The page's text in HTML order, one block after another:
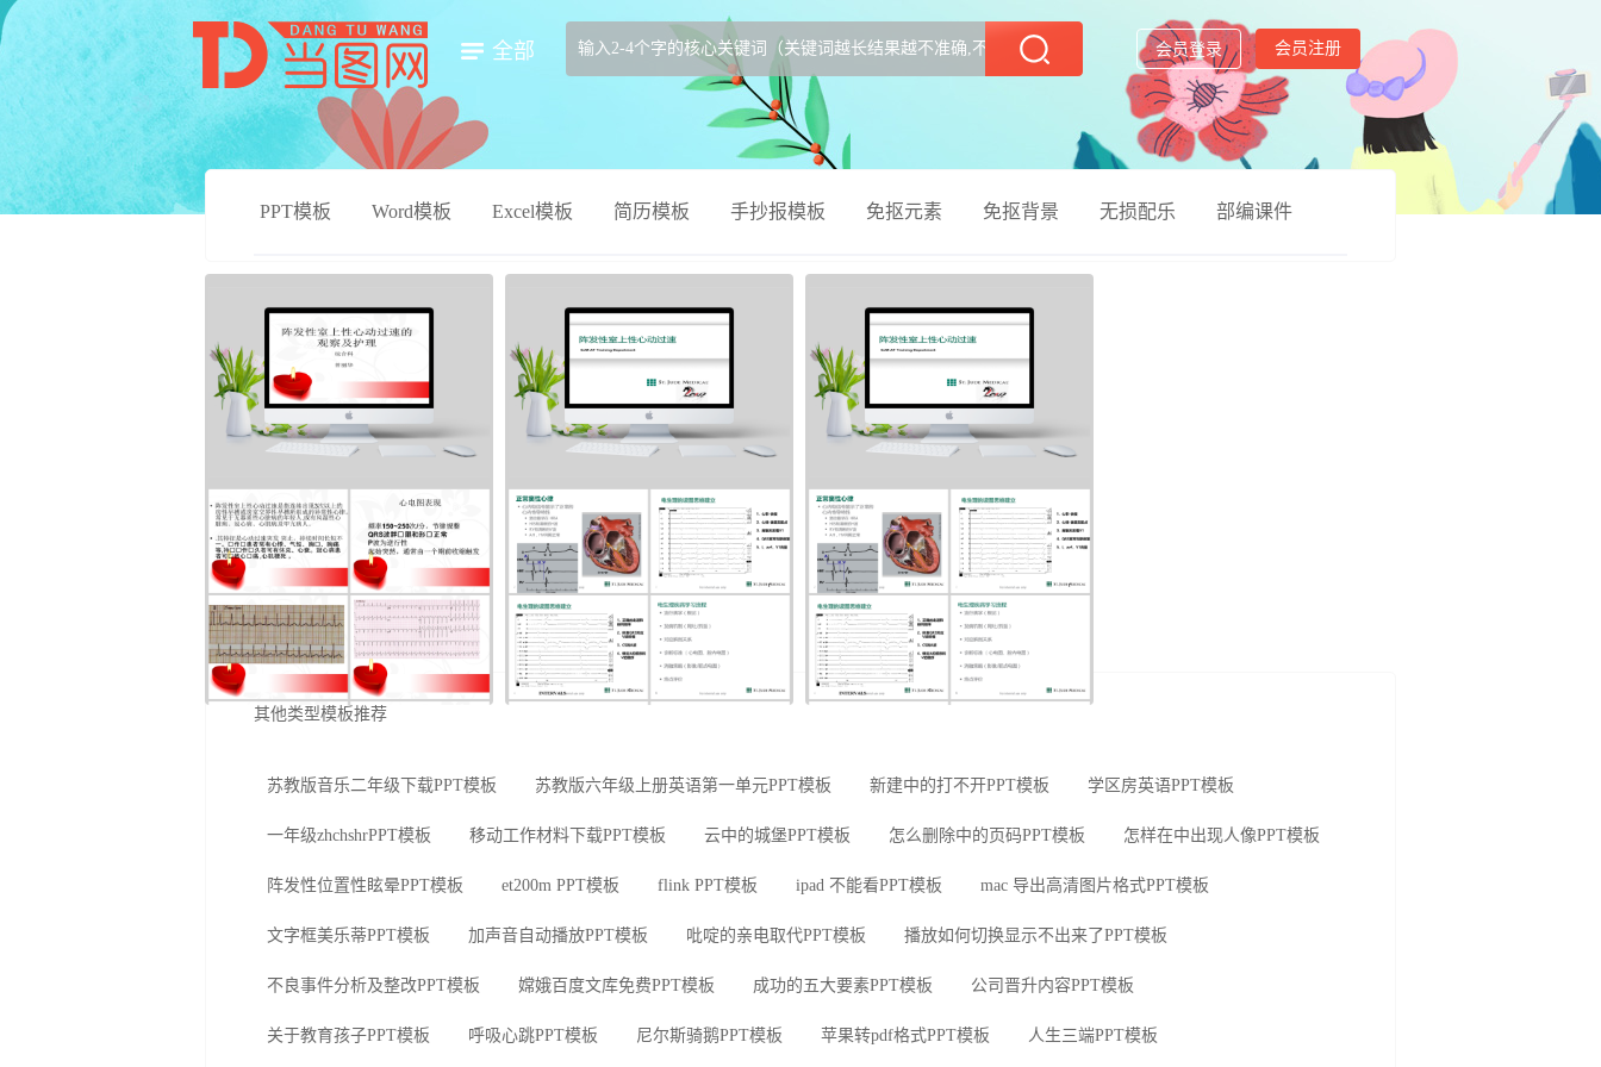
全部 会员登录 会员注册
PPT模板 Word模板 Excel模板 简历模板 手抄报模板 免抠元素 免抠背景 无损配乐 部编课件
其他类型模板推荐
苏教版音乐二年级下载PPT模板 苏教版六年级上册英语第一单元PPT模板 新建中的打不开PPT模板 学区房英语PPT模板
一年级zhchshrPPT模板 移动工作材料下载PPT模板 云中的城堡PPT模板 怎么删除中的页码PPT模板 怎样在中出现人像PPT模板
阵发性位置性眩晕PPT模板 et200m PPT模板 flink PPT模板 ipad 不能看PPT模板 mac 导出高清图片格式PPT模板
文字框美乐蒂PPT模板 加声音自动播放PPT模板 吡啶的亲电取代PPT模板 播放如何切换显示不出来了PPT模板
不良事件分析及整改PPT模板 嫦娥百度文库免费PPT模板 成功的五大要素PPT模板 公司晋升内容PPT模板
关于教育孩子PPT模板 呼吸心跳PPT模板 尼尔斯骑鹅PPT模板 苹果转pdf格式PPT模板 人生三端PPT模板